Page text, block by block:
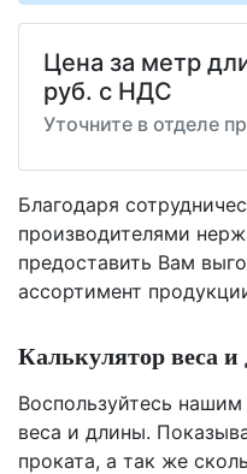
Цена за метр
руб. с НДС
Уточните в отделе
Благодаря
производителями
предоставить Вам
ассортимент
Калькулятор веса
Воспользуйтесь
веса и длины.
проката, а так же